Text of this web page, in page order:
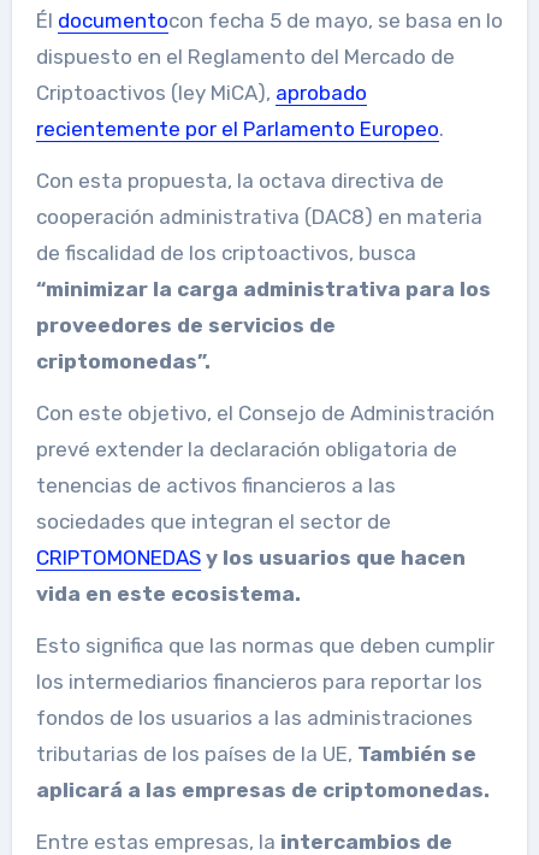
Él documentocon fecha 5 de mayo, se basa en lo
dispuesto en el Reglamento del Mercado de
Criptoactivos (ley MiCA), aprobado
recientemente por el Parlamento Europeo.
Con esta propuesta, la octava directiva de
cooperación administrativa (DAC8) en materia
de fiscalidad de los criptoactivos, busca
“minimizar la carga administrativa para los
proveedores de servicios de
criptomonedas”.
Con este objetivo, el Consejo de Administración
prevé extender la declaración obligatoria de
tenencias de activos financieros a las
sociedades que integran el sector de
CRIPTOMONEDAS y los usuarios que hacen
vida en este ecosistema.
Esto significa que las normas que deben cumplir
los intermediarios financieros para reportar los
fondos de los usuarios a las administraciones
tributarias de los países de la UE, También se
aplicará a las empresas de criptomonedas.
Entre estas empresas, la intercambios de